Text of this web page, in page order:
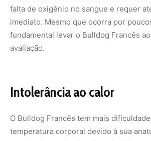
alerta. O superaquecimento pode
respiratórias graves e até colocar a vida
risco.